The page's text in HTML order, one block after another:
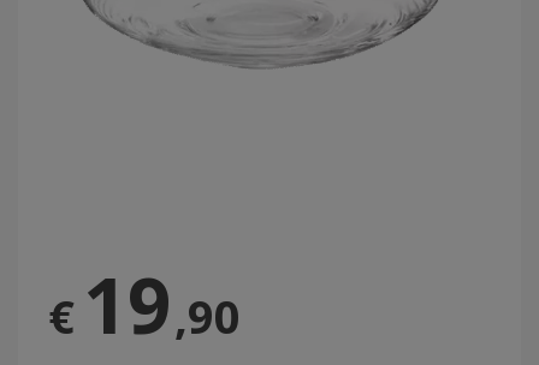
€ 19,90